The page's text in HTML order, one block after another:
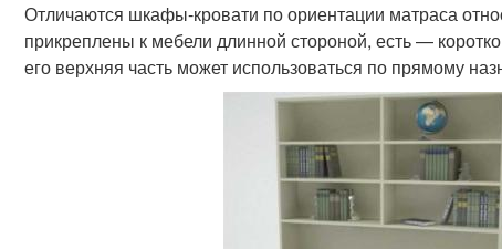
Отличаются шкафы-кровати по ориентации матраса
прикреплены к мебели длинной стороной, есть —
его верхняя часть может использоваться по прямому